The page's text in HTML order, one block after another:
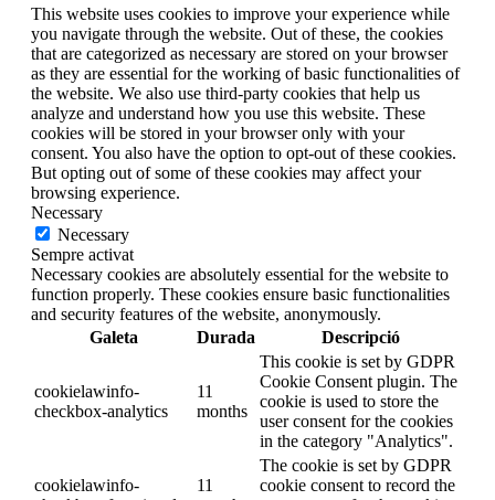
This website uses cookies to improve your experience while
you navigate through the website. Out of these, the cookies
that are categorized as necessary are stored on your browser
as they are essential for the working of basic functionalities of
the website. We also use third-party cookies that help us
analyze and understand how you use this website. These
cookies will be stored in your browser only with your
consent. You also have the option to opt-out of these cookies.
But opting out of some of these cookies may affect your
browsing experience.
Necessary
Necessary
Sempre activat
Necessary cookies are absolutely essential for the website to
function properly. These cookies ensure basic functionalities
and security features of the website, anonymously.
Galeta
Durada Descripció
cookielawinfo-
checkbox-analytics
11
months
This cookie is set by GDPR
Cookie Consent plugin. The
cookie is used to store the
user consent for the cookies
in the category "Analytics".
cookielawinfo-
11
The cookie is set by GDPR
cookie consent to record the